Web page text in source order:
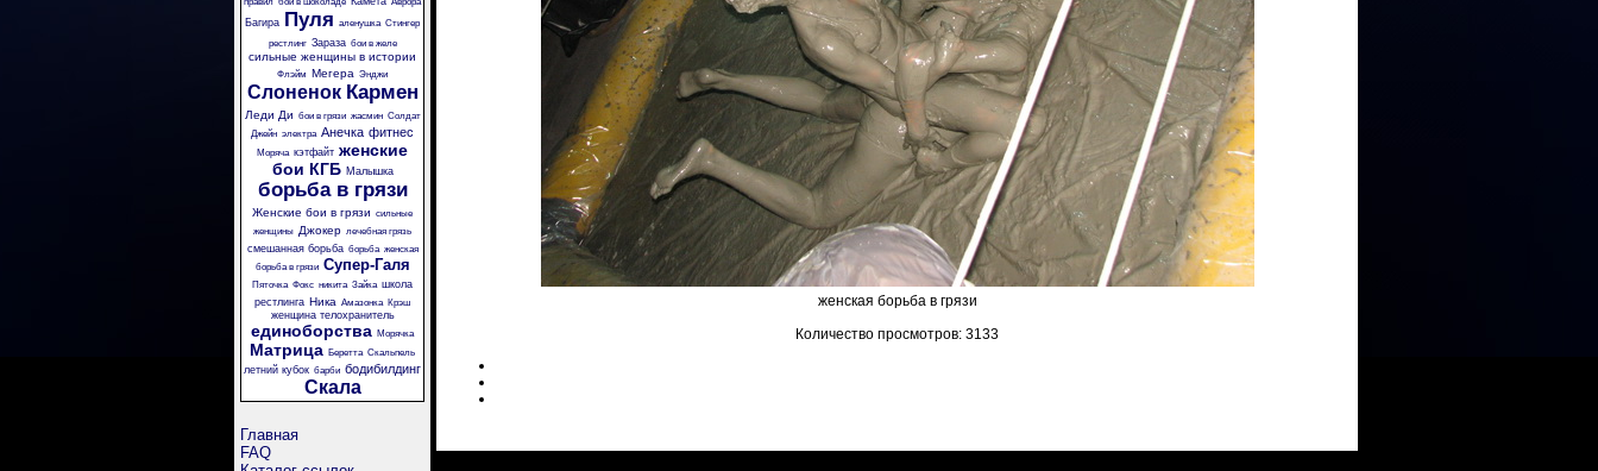
Багира Пуля аленушка Стингер
рестлинг Зараза бои в желе
сильные женщины в истории
Флэйм Мегера Энджи
Слоненок Кармен
Леди Ди бои в грязи жасмин Солдат
Джейн электра Анечка фитнес
Моряча кэтфайт женские
бои КГБ Малышка
борьба в грязи
Женские бои в грязи сильные
женщины Джокер лечебная грязь
смешанная борьба борьба женская
борьба в грязи Супер-Галя
Пяточка Фокс никита Зайка школа
рестлинга Ника Амазонка Крэш
женщина телохранитель
единоборства Морячка
Матрица Беретта Скальпель
летний кубок барби бодибилдинг
Скала
Главная
FAQ
женская борьба в грязи
Количество просмотров: 3133